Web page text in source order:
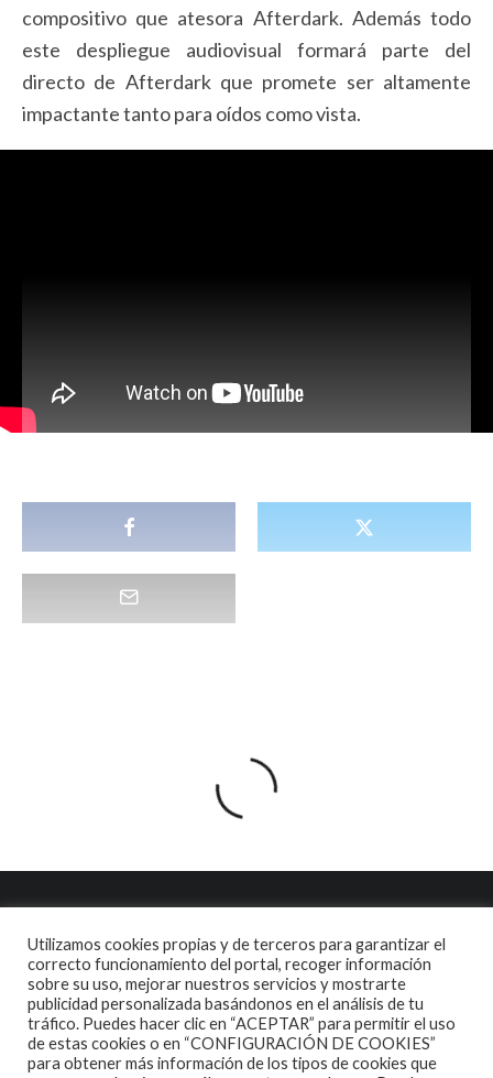
compositivo que atesora Afterdark. Además todo
este despliegue audiovisual formará parte del
directo de Afterdark que promete ser altamente
impactante tanto para oídos como vista.
ALGUNAS CANCIONES CINE CONCIERTOS ESPAÑA 2026
Utilizamos cookies propias y de terceros para garantizar el
correcto funcionamiento del portal, recoger información
sobre su uso, mejorar nuestros servicios y mostrarte
publicidad personalizada basándonos en el análisis de tu
tráfico. Puedes hacer clic en “ACEPTAR” para permitir el uso
de estas cookies o en “CONFIGURACIÓN DE COOKIES”
para obtener más información de los tipos de cookies que